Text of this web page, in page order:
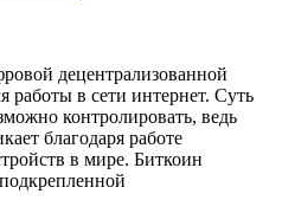
децентрализованной
работы в сети интернет. Суть
контролировать, ведь
благодаря работе
в мире. Биткоин